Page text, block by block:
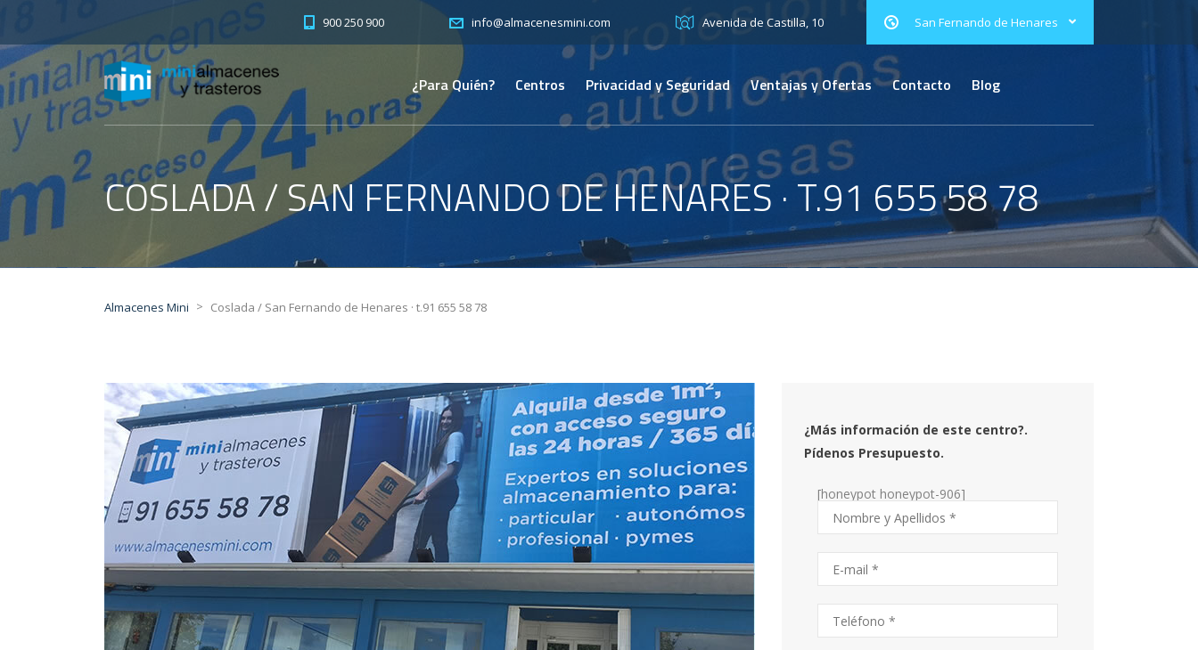
San Fernando de Henares
900 250 900 info@almacenesmini.com Avenida de Castilla, 10
¿Para Quién? Centros Privacidad y Seguridad Ventajas y Ofertas Contacto Blog
COSLADA / SAN FERNANDO DE HENARES · T.91 655 58 78
Almacenes Mini > Coslada / San Fernando de Henares · t.91 655 58 78
¿Más información de este centro?.
Pídenos Presupuesto.
[honeypot honeypot-906]